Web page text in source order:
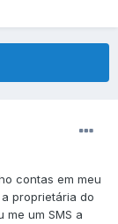
contas em meu
proprietária do
me um SMS a